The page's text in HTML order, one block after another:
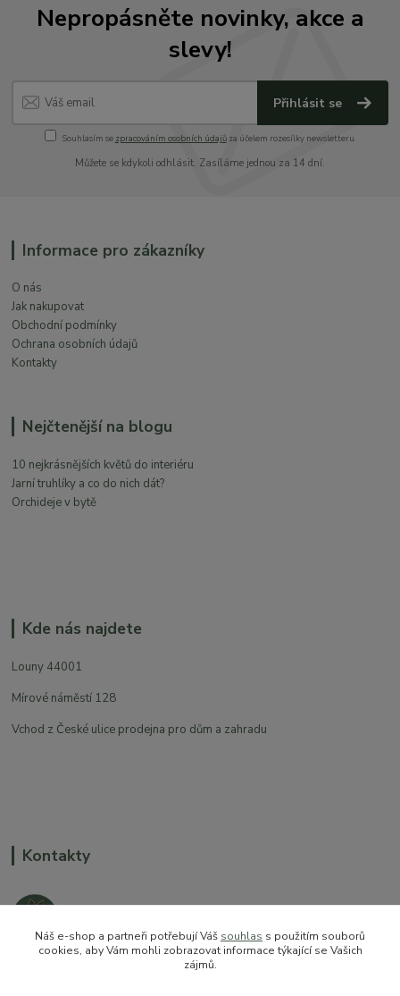
Nepropásněte novinky, akce a
slevy!
Přihlásit se
Souhlasím se zpracováním osobních údajůza účelem rozesílky newsletteru.
Můžete se kdykoli odhlásit. Zasíláme jednou za 14 dní.
Informace pro zákazníky
O nás
Jak nakupovat
Obchodní podmínky
Ochrana osobních údajů
Kontakty
Nejčtenější na blogu
10 nejkrásnějších květů do interiéru
Jarní truhlíky a co do nich dát?
Orchideje v bytě
Kde nás najdete
Louny 44001
Mírové náměstí 128
Vchod z České ulice prodejna pro dům a zahradu
Kontakty
Náš e-shop a partneři potřebují Váš souhlas s použitím souborů
cookies, aby Vám mohli zobrazovat informace týkající se Vašich
zájmů.